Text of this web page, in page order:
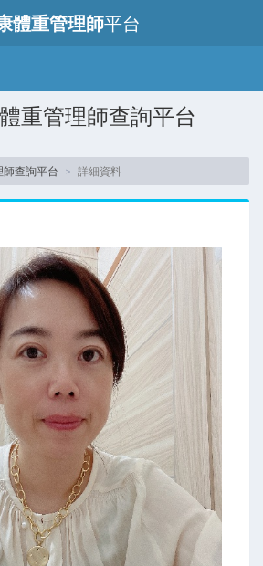
體重管理師平台
重管理師查詢平台
查詢平台 詳細資料